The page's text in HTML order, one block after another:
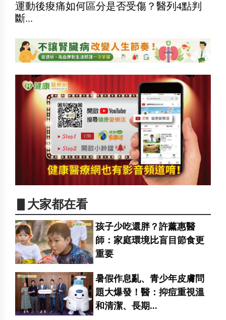
運動後痠痛如何區分是否受傷？醫列4點判
斷...
▋大家都在看
孩子少吃還胖？許薰惠醫
師：家庭環境比盲目節食更
重要
暑假作息亂、青少年皮膚問
題大爆發！醫：抑痘重視溫
和清潔、長期...